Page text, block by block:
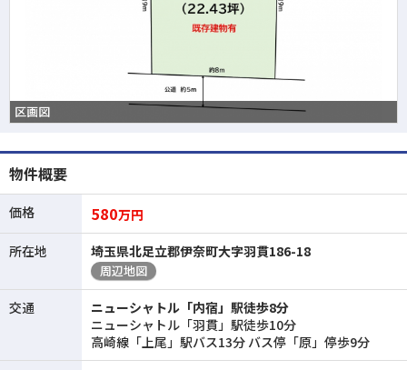
区画図
物件概要
価格 580万円
所在地
埼玉県北足立郡伊奈町大字羽貫186-18
周辺地図
交通
ニューシャトル「内宿」駅徒歩8分
ニューシャトル「羽貫」駅徒歩10分
高崎線「上尾」駅バス13分 バス停「原」停歩9分